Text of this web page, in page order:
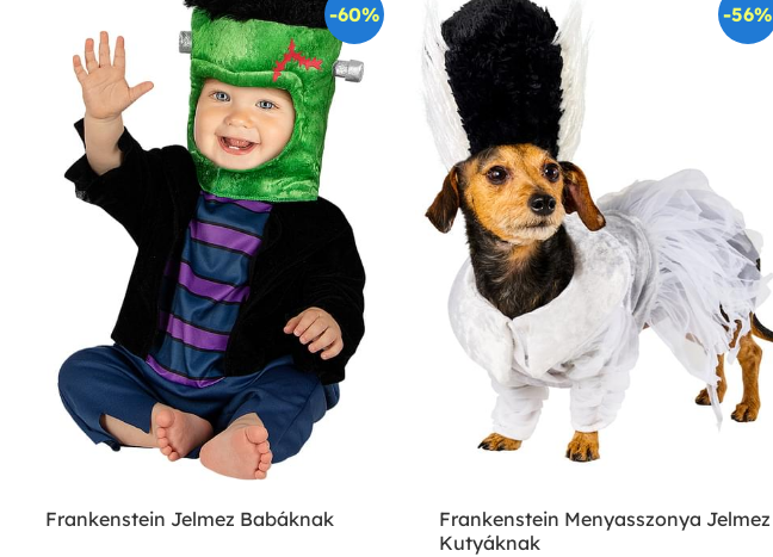
-60%
Frankenstein Jelmez Babáknak
-56%
Frankenstein Menyasszonya Jelmez
Kutyáknak